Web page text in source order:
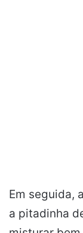
Em seguida,
a pitadinha